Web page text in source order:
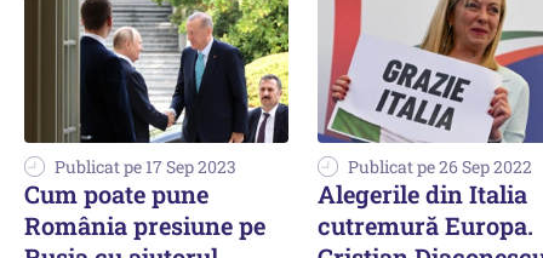
Publicat pe 17 Sep 2023
Cum poate pune
România presiune pe
Publicat pe 26 Sep 2022
Alegerile din Italia
cutremură Europa.